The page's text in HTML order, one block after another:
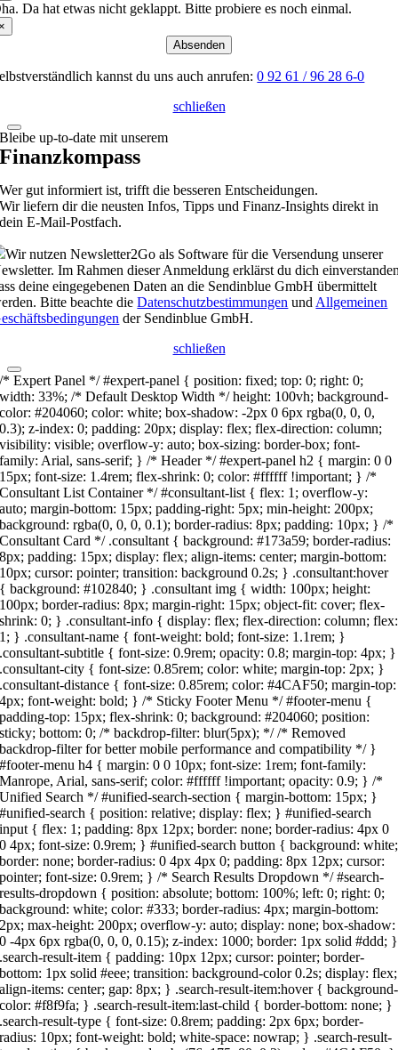
Da hat etwas nicht geklappt. Bitte probiere es noch einmal.
Absenden
kannst du uns auch anrufen:0 92 61 / 96 28 6-0
schließen
Bleibe up-to-date mit unserem
Finanzkompass
Wer gut informiert ist, trifft die besseren Entscheidungen.
Wir liefern dir die neusten Infos, Tipps und Finanz-Insights direkt in
dein E-Mail-Postfach.
Wir nutzen Newsletter2Go als Software für die Versendung unserer
Im Rahmen dieser Anmeldung erklärst du dich
deine eingegebenen Daten an die Sendinblue GmbH übermittelt
Bitte beachte dieDatenschutzbestimmungen und Allgemeinen
der Sendinblue GmbH.
schließen
/* Expert Panel */ #expert-panel { position: fixed; top: 0; right: 0;
width: 33%; /* Default Desktop Width */ height: 100vh; background-
color: #204060; color: white; box-shadow: -2px 0 6px rgba(0, 0, 0,
0.3); z-index: 0; padding: 20px; display: flex; flex-direction: column;
visibility: visible; overflow-y: auto; box-sizing: border-box; font-
family: Arial, sans-serif; } /* Header */ #expert-panel h2 { margin: 0 0
15px; font-size: 1.4rem; flex-shrink: 0; color: #ffffff !important; } /*
Consultant List Container */ #consultant-list { flex: 1; overflow-y:
auto; margin-bottom: 15px; padding-right: 5px; min-height: 200px;
background: rgba(0, 0, 0, 0.1); border-radius: 8px; padding: 10px; } /*
Consultant Card */ .consultant { background: #173a59; border-radius:
8px; padding: 15px; display: flex; align-items: center; margin-bottom:
10px; cursor: pointer; transition: background 0.2s; } .consultant:hover
{ background: #102840; } .consultant img { width: 100px; height:
100px; border-radius: 8px; margin-right: 15px; object-fit: cover; flex-
shrink: 0; } .consultant-info { display: flex; flex-direction: column; flex:
1; } .consultant-name { font-weight: bold; font-size: 1.1rem; }
.consultant-subtitle { font-size: 0.9rem; opacity: 0.8; margin-top: 4px; }
.consultant-city { font-size: 0.85rem; color: white; margin-top: 2px; }
.consultant-distance { font-size: 0.85rem; color: #4CAF50; margin-top:
4px; font-weight: bold; } /* Sticky Footer Menu */ #footer-menu {
padding-top: 15px; flex-shrink: 0; background: #204060; position:
sticky; bottom: 0; /* backdrop-filter: blur(5px); */ /* Removed
backdrop-filter for better mobile performance and compatibility */ }
#footer-menu h4 { margin: 0 0 10px; font-size: 1rem; font-family:
Manrope, Arial, sans-serif; color: #ffffff !important; opacity: 0.9; } /*
Unified Search */ #unified-search-section { margin-bottom: 15px; }
#unified-search { position: relative; display: flex; } #unified-search
input { flex: 1; padding: 8px 12px; border: none; border-radius: 4px 0
0 4px; font-size: 0.9rem; } #unified-search button { background: white;
border: none; border-radius: 0 4px 4px 0; padding: 8px 12px; cursor:
pointer; font-size: 0.9rem; } /* Search Results Dropdown */ #search-
results-dropdown { position: absolute; bottom: 100%; left: 0; right: 0;
background: white; color: #333; border-radius: 4px; margin-bottom:
2px; max-height: 200px; overflow-y: auto; display: none; box-shadow:
0 -4px 6px rgba(0, 0, 0, 0.15); z-index: 1000; border: 1px solid #ddd; }
.search-result-item { padding: 10px 12px; cursor: pointer; border-
bottom: 1px solid #eee; transition: background-color 0.2s; display: flex;
align-items: center; gap: 8px; } .search-result-item:hover { background-
color: #f8f9fa; } .search-result-item:last-child { border-bottom: none; }
.search-result-type { font-size: 0.8rem; padding: 2px 6px; border-
radius: 10px; font-weight: bold; white-space: nowrap; } .search-result-